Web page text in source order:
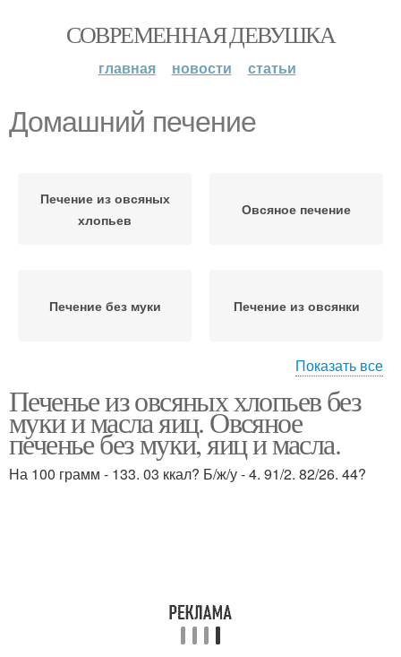
СОВРЕМЕННАЯ ДЕВУШКА
главная новости статьи
Домашний печение
Печение из овсяных
хлопьев
Овсяное печение
Печение без муки Печение из овсянки
печение
Овсяные печения
Показать все
Печенье из овсяных хлопьев без
муки и масла яиц. Овсяное
печенье без муки, яиц и масла.
На 100 грамм - 133. 03 ккал? Б/ж/у - 4. 91/2. 82/26. 44?